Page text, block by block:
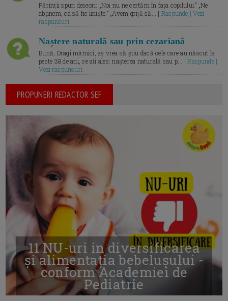
Părinții spun deseori: „Noi nu ne certăm în fața copilului.” „Ne
abținem, ca să fie liniște.” „Avem grijă să... | Raspunde | Vezi
raspunsuri
Naștere naturală sau prin cezariană
Bună, Dragi mămici, aș vrea să știu dacă cele care au născut la
peste 38 de ani, ce ați ales: nașterea naturală sau p... |Raspunde |
Vezi raspunsuri
PROPUNERI REDACTOR SEF
11 NU-uri in diversificarea
și alimentația bebelușului -
conform Academiei de
Pediatrie